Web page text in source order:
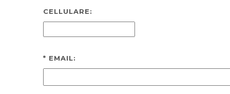
CELLULARE:
* EMAIL: